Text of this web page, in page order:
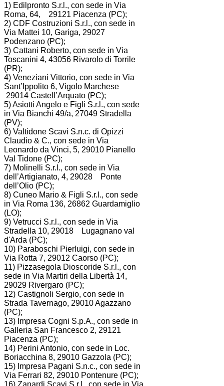
1) Edilpronto S.r.l., con sede in Via
Roma, 64, 29121 Piacenza (PC);
2) CDF Costruzioni S.r.l., con sede in
Via Mattei 10, Gariga, 29027
Podenzano (PC);
3) Cattani Roberto, con sede in Via
Toscanini 4, 43056 Rivarolo di Torrile
(PR);
4) Veneziani Vittorio, con sede in Via
Sant’Ippolito 6, Vigolo Marchese
29014 Castell’Arquato (PC);
5) Asiotti Angelo e Figli S.r.l., con sede
in Via Bianchi 49/a, 27049 Stradella
(PV);
6) Valtidone Scavi S.n.c. di Opizzi
Claudio & C., con sede in Via
Leonardo da Vinci, 5, 29010 Pianello
Val Tidone (PC);
7) Molinelli S.r.l., con sede in Via
dell’Artigianato, 4, 29028 Ponte
dell’Olio (PC);
8) Cuneo Mario & Figli S.r.l., con sede
in Via Roma 136, 26862 Guardamiglio
(LO);
9) Vetrucci S.r.l., con sede in Via
Stradella 10, 29018 Lugagnano val
d'Arda (PC);
10) Paraboschi Pierluigi, con sede in
Via Rotta 7, 29012 Caorso (PC);
11) Pizzasegola Dioscoride S.r.l., con
sede in Via Martiri della Libertà 14,
29029 Rivergaro (PC);
12) Castignoli Sergio, con sede in
Strada Tavernago, 29010 Agazzano
(PC);
13) Impresa Cogni S.p.A., con sede in
Galleria San Francesco 2, 29121
Piacenza (PC);
14) Perini Antonio, con sede in Loc.
Boriacchina 8, 29010 Gazzola (PC);
15) Impresa Pagani S.n.c., con sede in
Via Ferrari 82, 29010 Pontenure (PC);
16) Zanardi Scavi S.r.l., con sede in Via